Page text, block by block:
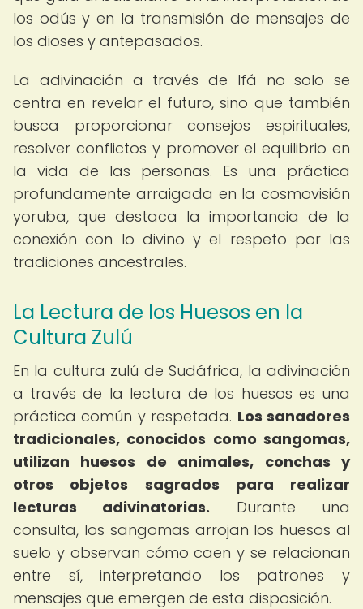
los odús y en la transmisión de mensajes de
los dioses y antepasados.
La adivinación a través de Ifá no solo se
centra en revelar el futuro, sino que también
busca proporcionar consejos espirituales,
resolver conflictos y promover el equilibrio en
la vida de las personas. Es una práctica
profundamente arraigada en la cosmovisión
yoruba, que destaca la importancia de la
conexión con lo divino y el respeto por las
tradiciones ancestrales.
La Lectura de los Huesos en la
Cultura Zulú
En la cultura zulú de Sudáfrica, la adivinación
a través de la lectura de los huesos es una
práctica común y respetada. Los sanadores
tradicionales, conocidos como sangomas,
utilizan huesos de animales, conchas y
otros objetos sagrados para realizar
lecturas adivinatorias. Durante una
consulta, los sangomas arrojan los huesos al
suelo y observan cómo caen y se relacionan
entre sí, interpretando los patrones y
mensajes que emergen de esta disposición.